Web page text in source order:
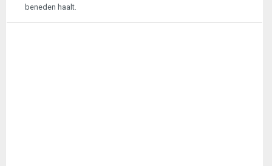
beneden haalt.